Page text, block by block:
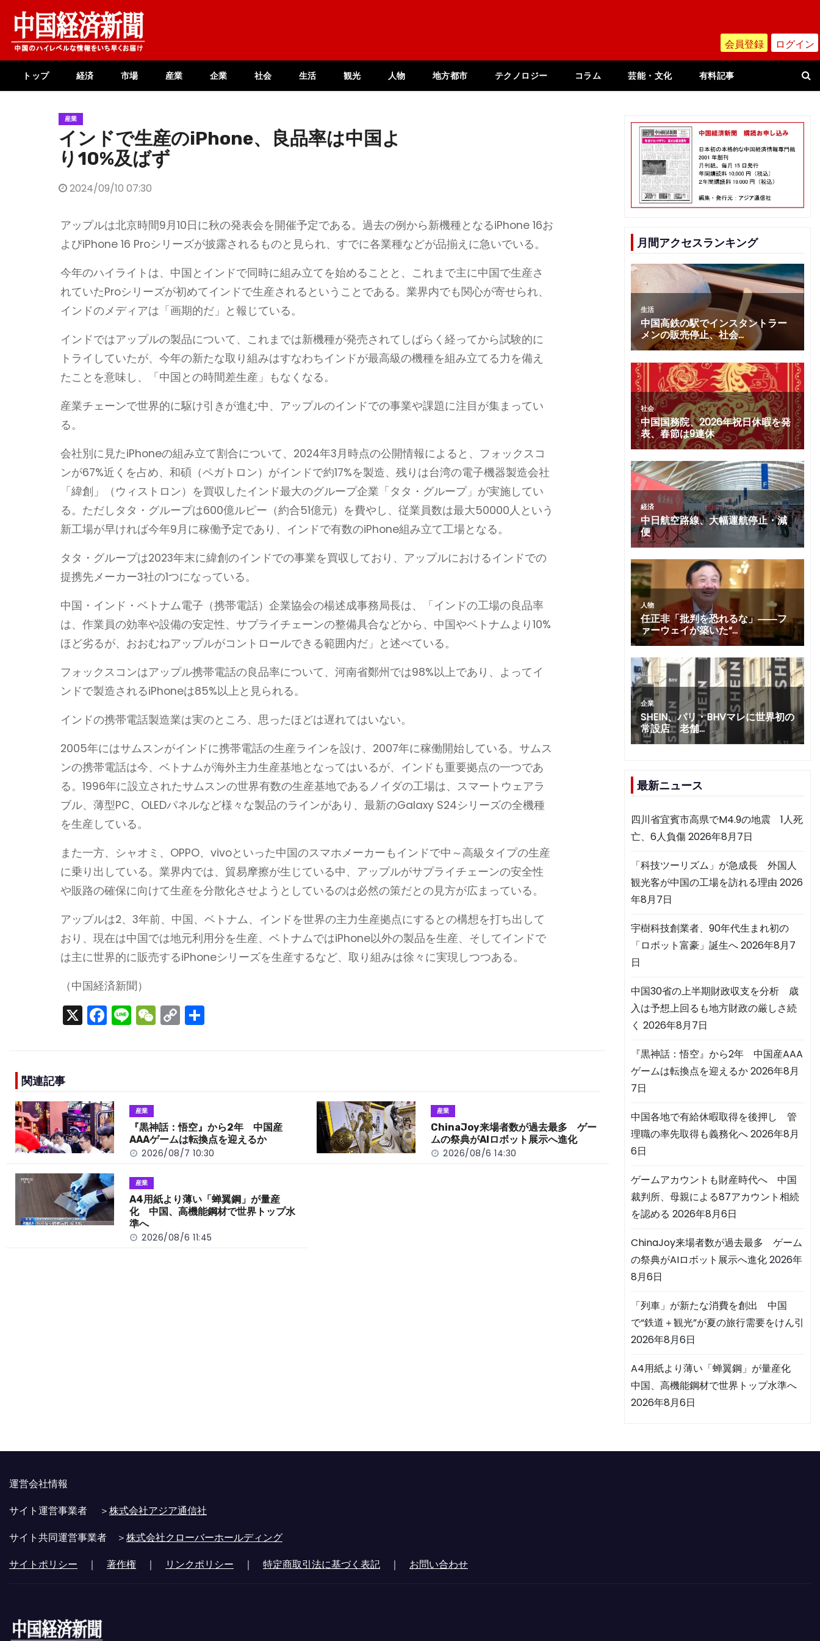
content
会員登録 ログイン
トップ 経済 市場 産業 企業 社会 生活 観光 人物 地方都市 テクノロジー コラム 芸能・文化 有料記事
産業
インドで生産のiPhone、良品率は中国よ
り10%及ばず
2024/09/10 07:30
アップルは北京時間9月10日に秋の発表会を開催予定である。過去の例から新機種となるiPhone 16お
よびiPhone 16 Proシリーズが披露されるものと見られ、すでに各業種などが品揃えに急いでいる。
今年のハイライトは、中国とインドで同時に組み立てを始めることと、これまで主に中国で生産さ
れていたProシリーズが初めてインドで生産されるということである。業界内でも関心が寄せられ、
インドのメディアは「画期的だ」と報じている。
インドではアップルの製品について、これまでは新機種が発売されてしばらく経ってから試験的に
トライしていたが、今年の新たな取り組みはすなわちインドが最高級の機種を組み立てる力を備え
たことを意味し、「中国との時間差生産」もなくなる。
産業チェーンで世界的に駆け引きが進む中、アップルのインドでの事業や課題に注目が集まってい
る。
会社別に見たiPhoneの組み立て割合について、2024年3月時点の公開情報によると、フォックスコ
ンが67%近くを占め、和碩（ペガトロン）がインドで約17%を製造、残りは台湾の電子機器製造会社
「緯創」（ウィストロン）を買収したインド最大のグループ企業「タタ・グループ」が実施してい
る。ただしタタ・グループは600億ルピー（約合51億元）を費やし、従業員数は最大50000人という
新工場が早ければ今年9月に稼働予定であり、インドで有数のiPhone組み立て工場となる。
タタ・グループは2023年末に緯創のインドでの事業を買収しており、アップルにおけるインドでの
提携先メーカー3社の1つになっている。
中国・インド・ベトナム電子（携帯電話）企業協会の楊述成事務局長は、「インドの工場の良品率
は、作業員の効率や設備の安定性、サプライチェーンの整備具合などから、中国やベトナムより10%
ほど劣るが、おおむねアップルがコントロールできる範囲内だ」と述べている。
フォックスコンはアップル携帯電話の良品率について、河南省鄭州では98%以上であり、よってイ
ンドで製造されるiPhoneは85%以上と見られる。
インドの携帯電話製造業は実のところ、思ったほどは遅れてはいない。
2005年にはサムスンがインドに携帯電話の生産ラインを設け、2007年に稼働開始している。サムス
ンの携帯電話は今、ベトナムが海外主力生産基地となってはいるが、インドも重要拠点の一つであ
る。1996年に設立されたサムスンの世界有数の生産基地であるノイダの工場は、スマートウェアラ
ブル、薄型PC、OLEDパネルなど様々な製品のラインがあり、最新のGalaxy S24シリーズの全機種
を生産している。
また一方、シャオミ、OPPO、vivoといった中国のスマホメーカーもインドで中～高級タイプの生産
に乗り出している。業界内では、貿易摩擦が生じている中、アップルがサプライチェーンの安全性
や販路の確保に向けて生産を分散化させようとしているのは必然の策だとの見方が広まっている。
アップルは2、3年前、中国、ベトナム、インドを世界の主力生産拠点にするとの構想を打ち出して
おり、現在は中国では地元利用分を生産、ベトナムではiPhone以外の製品を生産、そしてインドで
は主に世界的に販売するiPhoneシリーズを生産するなど、取り組みは徐々に実現しつつある。
（中国経済新聞）
X F
a
o
o
k
Li
n
W
e
C
o
k
関連記事
産業
『黒神話：悟空』から2年 中国産
AAAゲームは転換点を迎えるか
2026/08/7 10:30
産業
ChinaJoy来場者数が過去最多 ゲー
ムの祭典がAIロボット展示へ進化
2026/08/6 14:30
産業
A4用紙より薄い「蝉翼鋼」が量産
化 中国、高機能鋼材で世界トップ水
準へ
2026/08/6 11:45
月間アクセスランキング
最新ニュース
四川省宜賓市高県でM4.9の地震 1人死
亡、6人負傷2026年8月7日
「科技ツーリズム」が急成長 外国人
観光客が中国の工場を訪れる理由 2026
年8月7日
宇樹科技創業者、90年代生まれ初の
「ロボット富豪」誕生へ2026年8月7
日
中国30省の上半期財政収支を分析 歳
入は予想上回るも地方財政の厳しさ続
く 2026年8月7日
『黒神話：悟空』から2年 中国産AAA
ゲームは転換点を迎えるか2026年8月
7日
中国各地で有給休暇取得を後押し 管
理職の率先取得も義務化へ2026年8月
6日
ゲームアカウントも財産時代へ 中国
裁判所、母親による87アカウント相続
を認める 2026年8月6日
ChinaJoy来場者数が過去最多 ゲーム
の祭典がAIロボット展示へ進化2026年
8月6日
「列車」が新たな消費を創出 中国
で“鉄道＋観光”が夏の旅行需要をけん引
2026年8月6日
A4用紙より薄い「蝉翼鋼」が量産化
中国、高機能鋼材で世界トップ水準へ
2026年8月6日
運営会社情報
サイト運営事業者 ＞株式会社アジア通信社
サイト共同運営事業者 ＞株式会社クローバーホールディング
サイトポリシー ｜ 著作権 ｜ リンクポリシー ｜ 特定商取引法に基づく表記 ｜ お問い合わせ